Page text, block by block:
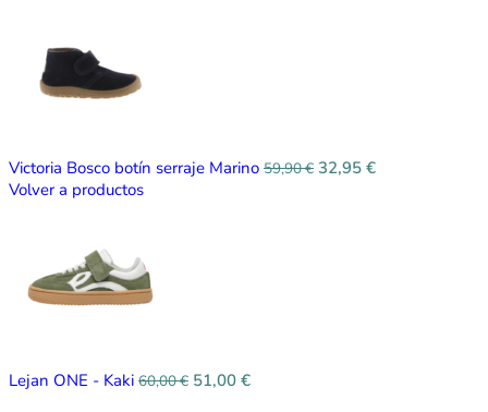
Victoria Bosco botín serraje Marino 59,90€ 32,95 €
Volver a productos
Lejan ONE - Kaki 60,00€ 51,00 €